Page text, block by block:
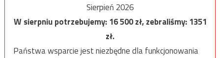
Sierpień 2026
W sierpniu potrzebujemy:16 500zł, zebraliśmy:1351
zł.
Państwa wsparcie jest niezbędne dla funkcjonowania